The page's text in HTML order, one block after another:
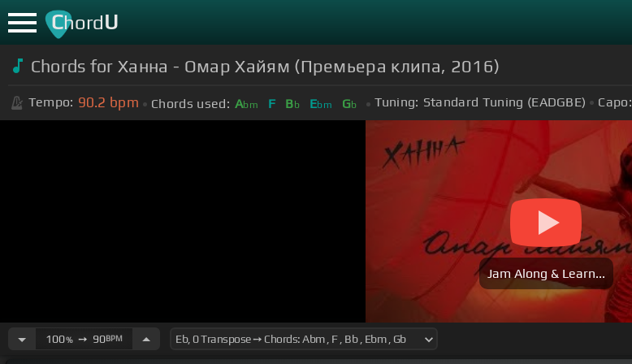
ChordU
Chords for Ханна - Омар Хайям (Премьера клипа, 2016)
Tempo: 90.2 bpm Chords used: Abm F Bb Ebm Gb Tuning: Standard Tuning (EADGBE) Capo:
Jam Along & Learn...
100%➙ 90BPM